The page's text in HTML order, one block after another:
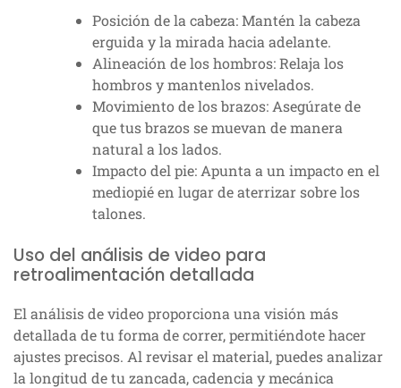
Posición de la cabeza: Mantén la cabeza
erguida y la mirada hacia adelante.
Alineación de los hombros: Relaja los
hombros y mantenlos nivelados.
Movimiento de los brazos: Asegúrate de
que tus brazos se muevan de manera
natural a los lados.
Impacto del pie: Apunta a un impacto en el
mediopié en lugar de aterrizar sobre los
talones.
Uso del análisis de video para
retroalimentación detallada
El análisis de video proporciona una visión más
detallada de tu forma de correr, permitiéndote hacer
ajustes precisos. Al revisar el material, puedes analizar
la longitud de tu zancada, cadencia y mecánica